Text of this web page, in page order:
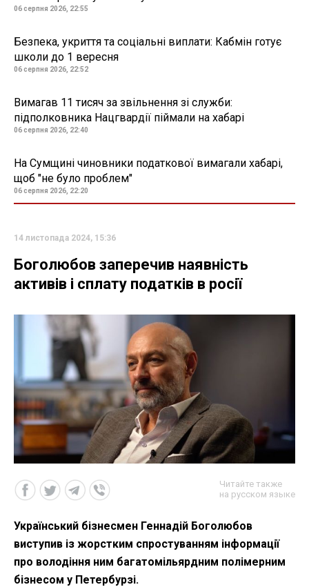
06 серпня 2026, 22:55
Безпека, укриття та соціальні виплати: Кабмін готує
школи до 1 вересня
06 серпня 2026, 22:52
Вимагав 11 тисяч за звільнення зі служби:
підполковника Нацгвардії піймали на хабарі
06 серпня 2026, 22:40
На Сумщині чиновники податкової вимагали хабарі,
щоб "не було проблем"
06 серпня 2026, 22:20
14 листопада 2024, 15:36
Боголюбов заперечив наявність
активів і сплату податків в росії
Читайте также
на русском языке
Український бізнесмен Геннадій Боголюбов
виступив із жорстким спростуванням інформації
про володіння ним багатомільярдним полімерним
бізнесом у Петербурзі.